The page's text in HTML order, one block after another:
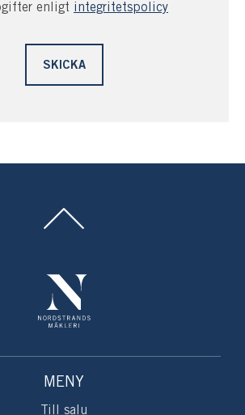
enligt integritetspolicy
MENY
Till salu